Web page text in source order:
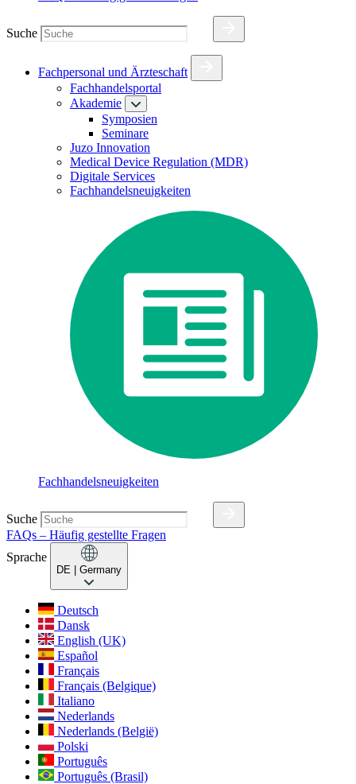
Suche
Fachpersonal und Ärzteschaft
Fachhandelsportal
Akademie
Symposien
Seminare
Juzo Innovation
Medical Device Regulation (MDR)
Digitale Services
Fachhandelsneuigkeiten
Fachhandelsneuigkeiten
Suche
FAQs – Häufig gestellte Fragen
Sprache
DE | Germany
Deutsch
Dansk
English (UK)
Español
Français
Français (Belgique)
Italiano
Nederlands
Nederlands (België)
Polski
Português
Português (Brasil)